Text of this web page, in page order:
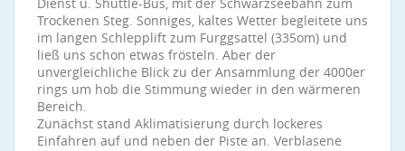
Trockenen Steg. Sonniges, kaltes Wetter begleitete uns
im langen Schlepplift zum Furggsattel (335om) und
ließ uns schon etwas frösteln. Aber der
unvergleichliche Blick zu der Ansammlung der 4000er
rings um hob die Stimmung wieder in den wärmeren
Bereich.
Zunächst stand Aklimatisierung durch lockeres
Einfahren auf und neben der Piste an. Verblasene